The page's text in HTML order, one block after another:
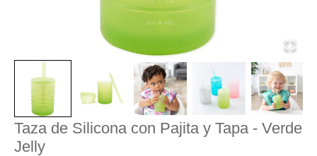
Taza de Silicona con Pajita y Tapa - Verde
Jelly